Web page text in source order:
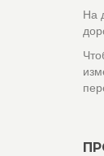
На